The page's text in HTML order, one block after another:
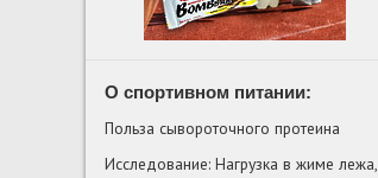
О спортивном питании:
Польза сывороточного протеина
Исследование: Нагрузка в жиме лежа,